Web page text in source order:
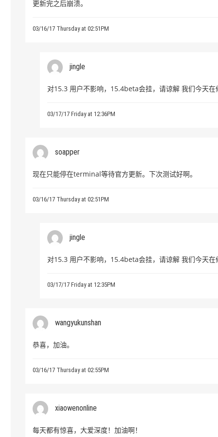
更新完之后崩溃。
03/16/17 Thursday at 02:51PM
jingle
对15.3 用户不影响，15.4beta会挂，请谅解 我们今天在
03/17/17 Friday at 12:36PM
soapper
现在只能停在terminal等待官方更新。下次测试好啊。
03/16/17 Thursday at 02:51PM
jingle
对15.3 用户不影响，15.4beta会挂，请谅解 我们今天在
03/17/17 Friday at 12:35PM
wangyukunshan
恭喜，加油。
03/16/17 Thursday at 02:55PM
xiaowenonline
每天都有惊喜，大爱深度！加油啊！